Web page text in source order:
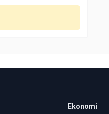
Ekonomi